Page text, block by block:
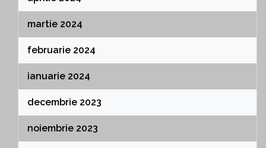
martie 2024
februarie 2024
ianuarie 2024
decembrie 2023
noiembrie 2023